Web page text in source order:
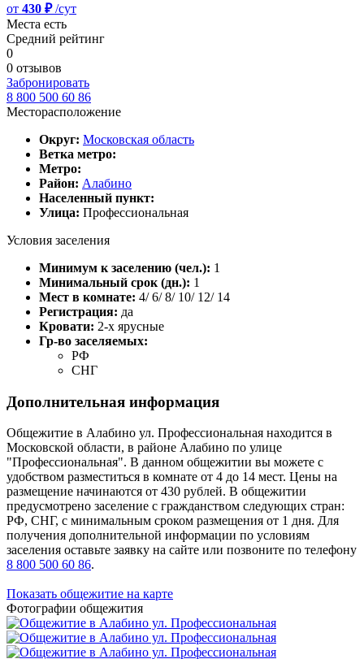
от 430 ₽/сут
Места есть
Средний рейтинг
0
0 отзывов
Забронировать
8 800 500 60 86
Месторасположение
Округ: Московская область
Ветка метро:
Метро:
Район: Алабино
Населенный пункт:
Улица: Профессиональная
Условия заселения
Минимум к заселению (чел.): 1
Минимальный срок (дн.): 1
Мест в комнате: 4/ 6/ 8/ 10/ 12/ 14
Регистрация: да
Кровати: 2-х ярусные
Гр-во заселяемых:
РФ
СНГ
Дополнительная информация
Общежитие в Алабино ул. Профессиональная находится в
Московской области, в районе Алабино по улице
"Профессиональная". В данном общежитии вы можете с
удобством разместиться в комнате от 4 до 14 мест. Цены на
размещение начинаются от 430 рублей. В общежитии
предусмотрено заселение с гражданством следующих стран:
РФ, СНГ, с минимальным сроком размещения от 1 дня. Для
получения дополнительной информации по условиям
заселения оставьте заявку на сайте или позвоните по телефону
8 800 500 60 86.
Показать общежитие на карте
Фотографии общежития